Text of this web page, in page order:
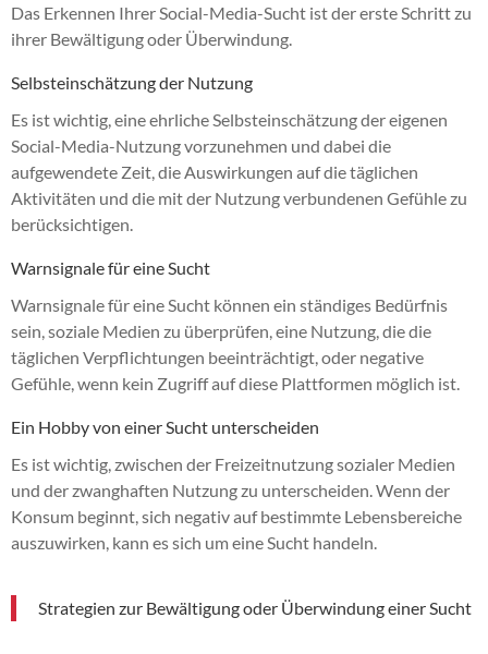
Das Erkennen Ihrer Social-Media-Sucht ist der erste Schritt zu
ihrer Bewältigung oder Überwindung.
Selbsteinschätzung der Nutzung
Es ist wichtig, eine ehrliche Selbsteinschätzung der eigenen
Social-Media-Nutzung vorzunehmen und dabei die
aufgewendete Zeit, die Auswirkungen auf die täglichen
Aktivitäten und die mit der Nutzung verbundenen Gefühle zu
berücksichtigen.
Warnsignale für eine Sucht
Warnsignale für eine Sucht können ein ständiges Bedürfnis
sein, soziale Medien zu überprüfen, eine Nutzung, die die
täglichen Verpflichtungen beeinträchtigt, oder negative
Gefühle, wenn kein Zugriff auf diese Plattformen möglich ist.
Ein Hobby von einer Sucht unterscheiden
Es ist wichtig, zwischen der Freizeitnutzung sozialer Medien
und der zwanghaften Nutzung zu unterscheiden. Wenn der
Konsum beginnt, sich negativ auf bestimmte Lebensbereiche
auszuwirken, kann es sich um eine Sucht handeln.
Strategien zur Bewältigung oder Überwindung einer Sucht